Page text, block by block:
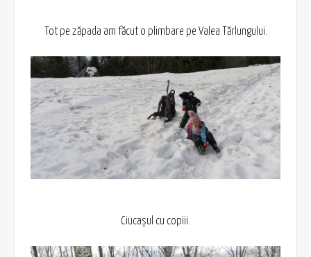
Tot pe zăpada am făcut o plimbare pe Valea Tărlungului.
Ciucașul cu copiii.